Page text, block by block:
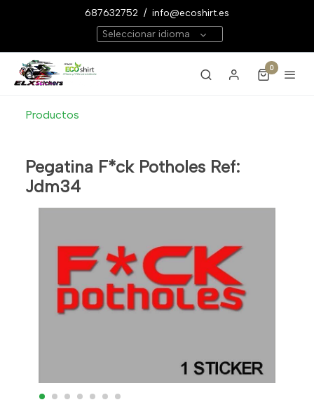
687632752 / info@ecoshirt.es
Seleccionar idioma
0
Productos
Pegatina F*ck Potholes Ref:
Jdm34